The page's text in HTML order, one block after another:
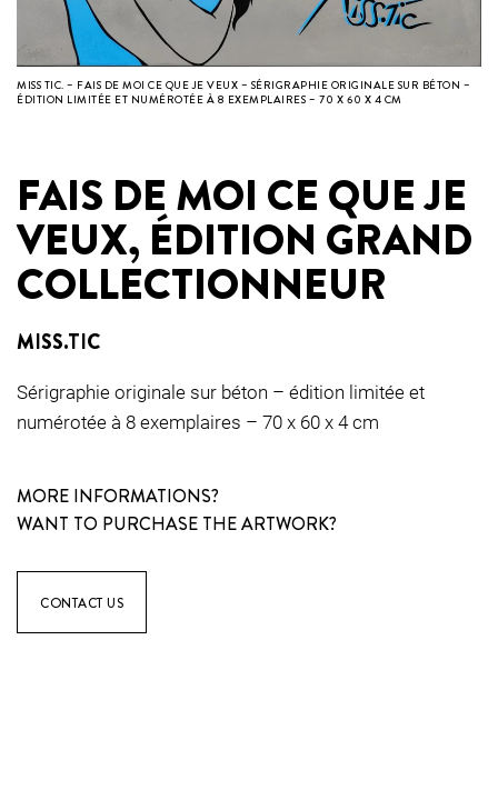
MISS TIC. – FAIS DE MOI CE QUE JE VEUX – SÉRIGRAPHIE ORIGINALE SUR BÉTON –
ÉDITION LIMITÉE ET NUMÉROTÉE À 8 EXEMPLAIRES – 70 X 60 X 4 CM
FAIS DE MOI CE QUE JE
VEUX, ÉDITION GRAND
COLLECTIONNEUR
MISS.TIC
Sérigraphie originale sur béton – édition limitée et
numérotée à 8 exemplaires – 70 x 60 x 4 cm
MORE INFORMATIONS?
WANT TO PURCHASE THE ARTWORK?
CONTACT US